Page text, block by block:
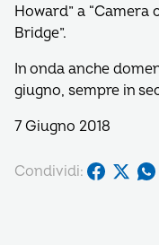
Howard” a “Camera
Bridge”.
In onda anche
giugno, sempre in
7 Giugno 2018
Condividi: